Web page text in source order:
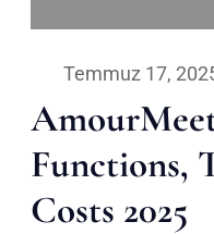
Temmuz 17,
Functions,
Costs 2025